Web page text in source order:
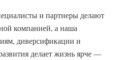
и партнеры делают
компанией, а наша
диверсификации и
делает жизнь ярче —